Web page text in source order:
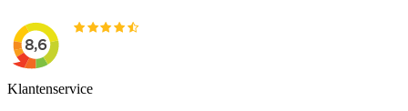
Klantenservice